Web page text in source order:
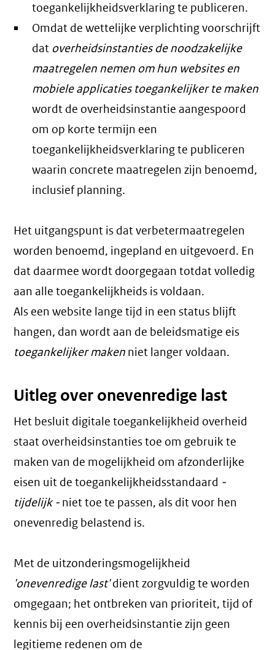
toegankelijkheidsverklaring te publiceren.
Omdat de wettelijke verplichting voorschrijft
dat overheidsinstanties de noodzakelijke
maatregelen nemen om hun websites en
mobiele applicaties toegankelijker te maken
wordt de overheidsinstantie aangespoord
om op korte termijn een
toegankelijkheidsverklaring te publiceren
waarin concrete maatregelen zijn benoemd,
inclusief planning.
Het uitgangspunt is dat verbetermaatregelen
worden benoemd, ingepland en uitgevoerd. En
dat daarmee wordt doorgegaan totdat volledig
aan alle toegankelijkheids is voldaan.
Als een website lange tijd in een status blijft
hangen, dan wordt aan de beleidsmatige eis
toegankelijker maken niet langer voldaan.
Uitleg over onevenredige last
Het besluit digitale toegankelijkheid overheid
staat overheidsinstanties toe om gebruik te
maken van de mogelijkheid om afzonderlijke
eisen uit de toegankelijkheidsstandaard -
tijdelijk - niet toe te passen, als dit voor hen
onevenredig belastend is.
Met de uitzonderingsmogelijkheid
'onevenredige last'dient zorgvuldig te worden
omgegaan; het ontbreken van prioriteit, tijd of
kennis bij een overheidsinstantie zijn geen
legitieme redenen om de